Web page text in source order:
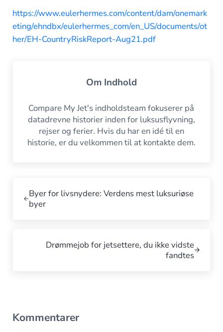
https://www.eulerhermes.com/content/dam/onemark
eting/ehndbx/eulerhermes_com/en_US/documents/ot
her/EH-CountryRiskReport-Aug21.pdf
Om Indhold
Compare My Jet's indholdsteam fokuserer på
datadrevne historier inden for luksusflyvning,
rejser og ferier. Hvis du har en idé til en
historie, er du velkommen til at kontakte dem.
Byer for livsnydere: Verdens mest luksuriøse
byer
Drømmejob for jetsettere, du ikke vidste
fandtes
Kommentarer